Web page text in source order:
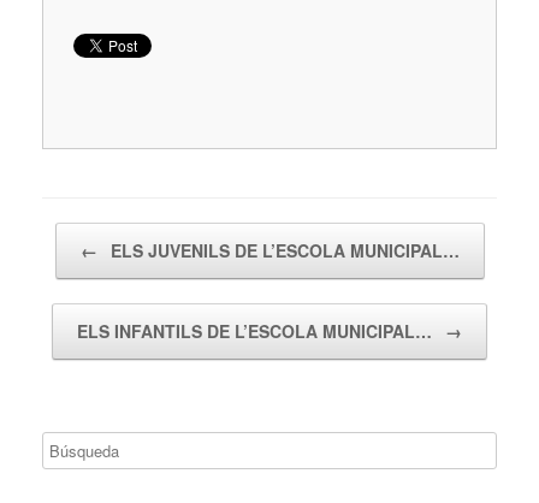
← ELS JUVENILS DE L’ESCOLA MUNICIPAL…
ELS INFANTILS DE L’ESCOLA MUNICIPAL… →